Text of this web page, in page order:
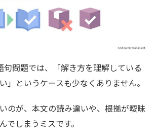
句問題では、「解き方を理解している
」というケースも少なくありません。
のが、本文の読み違いや、根拠が曖昧
でしまうミスです。